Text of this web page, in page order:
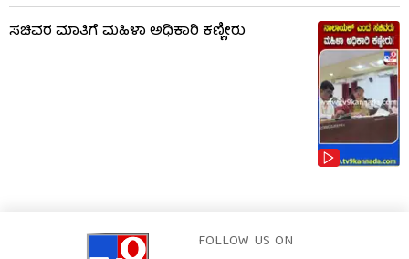
ಸಚಿವರ ಮಾತಿಗೆ ಮಹಿಳಾ ಅಧಿಕಾರಿ ಕಣ್ಣೀರು
FOLLOW US ON